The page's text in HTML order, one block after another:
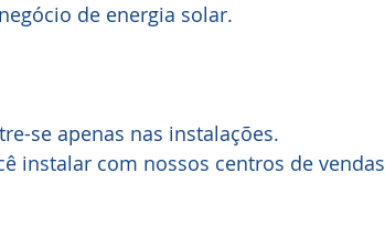
de energia solar.
se apenas nas instalações.
instalar com nossos centros de vendas